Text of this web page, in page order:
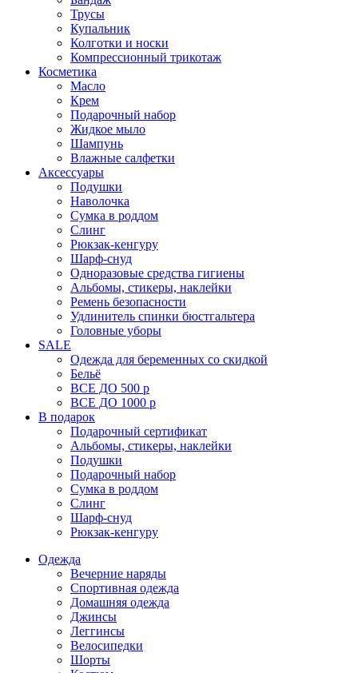
Трусы
Купальник
Колготки и носки
Компрессионный трикотаж
Косметика
Масло
Крем
Подарочный набор
Жидкое мыло
Шампунь
Влажные салфетки
Аксессуары
Подушки
Наволочка
Сумка в роддом
Cлинг
Рюкзак-кенгуру
Шарф-снуд
Одноразовые средства гигиены
Альбомы, стикеры, наклейки
Ремень безопасности
Удлинитель спинки бюстгальтера
Головные уборы
SALE
Одежда для беременных со скидкой
Бельё
ВСЕ ДО 500 р
ВСЕ ДО 1000 р
В подарок
Подарочный сертификат
Альбомы, стикеры, наклейки
Подушки
Подарочный набор
Сумка в роддом
Слинг
Шарф-снуд
Рюкзак-кенгуру
Одежда
Вечерние наряды
Спортивная одежда
Домашняя одежда
Джинсы
Леггинсы
Велосипедки
Шорты